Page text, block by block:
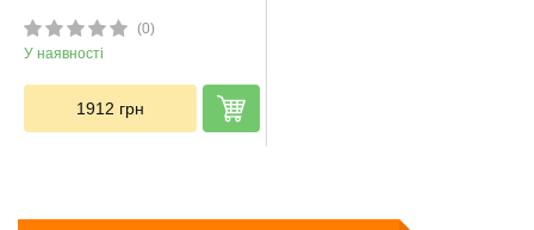
(0)
У наявності
1912 грн